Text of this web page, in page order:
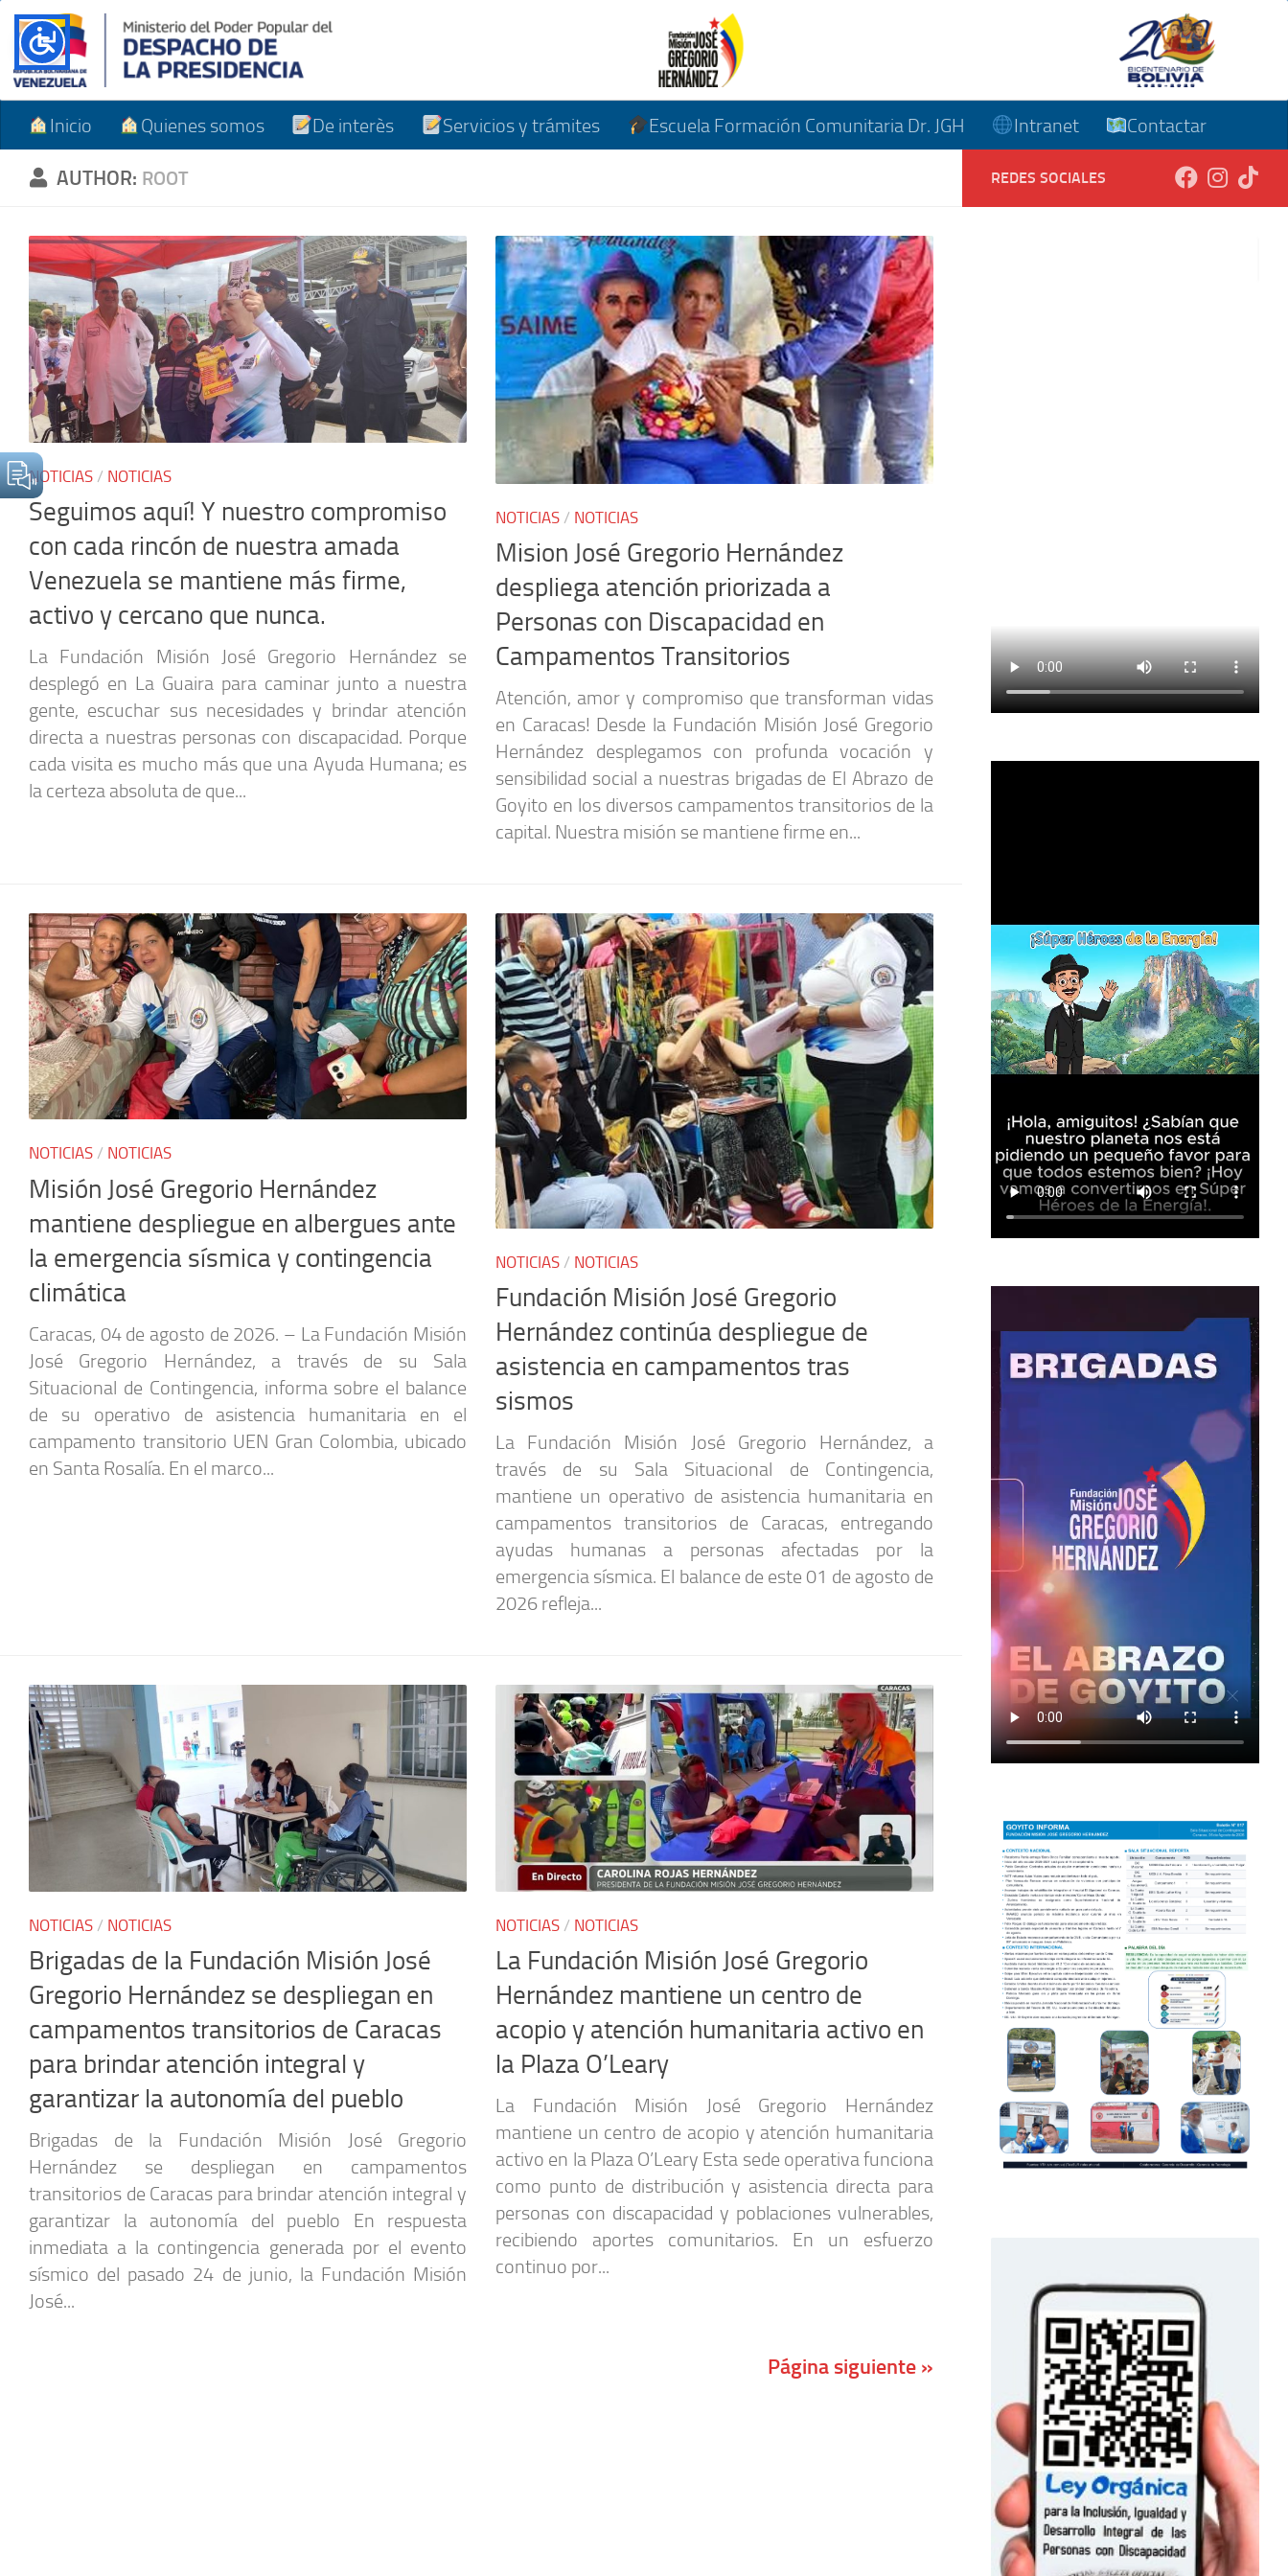
Skip to content
Inicio Quienes somos De interès Servicios y trámites Escuela Formación Comunitaria Dr. JGH Intranet Contactar
AUTHOR: ROOT
NOTICIAS / NOTICIAS
Seguimos aquí! Y nuestro compromiso
con cada rincón de nuestra amada
Venezuela se mantiene más firme,
activo y cercano que nunca.
La Fundación Misión José Gregorio Hernández se
desplegó en La Guaira para caminar junto a nuestra
gente, escuchar sus necesidades y brindar atención
directa a nuestras personas con discapacidad. Porque
cada visita es mucho más que una Ayuda Humana; es
la certeza absoluta de que...
NOTICIAS / NOTICIAS
Mision José Gregorio Hernández
despliega atención priorizada a
Personas con Discapacidad en
Campamentos Transitorios
Atención, amor y compromiso que transforman vidas
en Caracas! Desde la Fundación Misión José Gregorio
Hernández desplegamos con profunda vocación y
sensibilidad social a nuestras brigadas de El Abrazo de
Goyito en los diversos campamentos transitorios de la
capital. Nuestra misión se mantiene firme en...
NOTICIAS / NOTICIAS
Misión José Gregorio Hernández
mantiene despliegue en albergues ante
la emergencia sísmica y contingencia
climática
Caracas, 04 de agosto de 2026. – La Fundación Misión
José Gregorio Hernández, a través de su Sala
Situacional de Contingencia, informa sobre el balance
de su operativo de asistencia humanitaria en el
campamento transitorio UEN Gran Colombia, ubicado
en Santa Rosalía. En el marco...
NOTICIAS / NOTICIAS
Fundación Misión José Gregorio
Hernández continúa despliegue de
asistencia en campamentos tras
sismos
La Fundación Misión José Gregorio Hernández, a
través de su Sala Situacional de Contingencia,
mantiene un operativo de asistencia humanitaria en
campamentos transitorios de Caracas, entregando
ayudas humanas a personas afectadas por la
emergencia sísmica. El balance de este 01 de agosto de
2026 refleja...
NOTICIAS / NOTICIAS
Brigadas de la Fundación Misión José
Gregorio Hernández se despliegan en
campamentos transitorios de Caracas
para brindar atención integral y
garantizar la autonomía del pueblo
Brigadas de la Fundación Misión José Gregorio
Hernández se despliegan en campamentos
transitorios de Caracas para brindar atención integral y
garantizar la autonomía del pueblo En respuesta
inmediata a la contingencia generada por el evento
sísmico del pasado 24 de junio, la Fundación Misión
José...
NOTICIAS / NOTICIAS
La Fundación Misión José Gregorio
Hernández mantiene un centro de
acopio y atención humanitaria activo en
la Plaza O’Leary
La Fundación Misión José Gregorio Hernández
mantiene un centro de acopio y atención humanitaria
activo en la Plaza O’Leary Esta sede operativa funciona
como punto de distribución y asistencia directa para
personas con discapacidad y poblaciones vulnerables,
recibiendo aportes comunitarios. En un esfuerzo
continuo por...
Página siguiente »
REDES SOCIALES